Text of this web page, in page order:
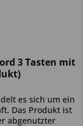
3 Tasten mit
es sich um ein
Das Produkt ist
abgenutzter